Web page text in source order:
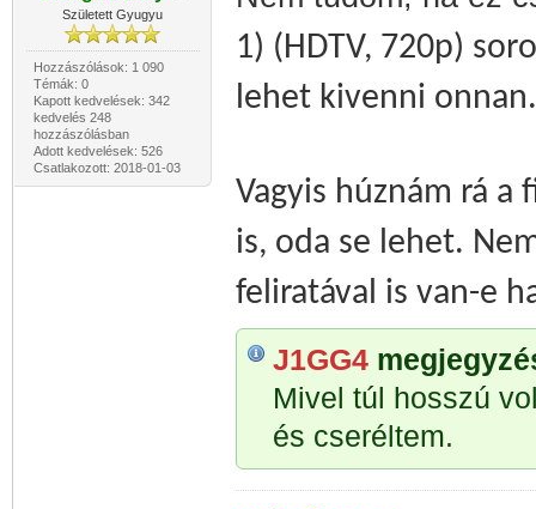
Született Gyugyu
Hozzászólások: 1 090
Témák: 0
Kapott kedvelések: 342
kedvelés 248
hozzászólásban
Adott kedvelések: 526
Csatlakozott: 2018-01-03
1) (HDTV, 720p)
lehet kivenni onnan.
Vagyis húznám rá
is, oda se lehet.
feliratával is van-e
J1GG4
Mivel túl hosszú
és cseréltem.